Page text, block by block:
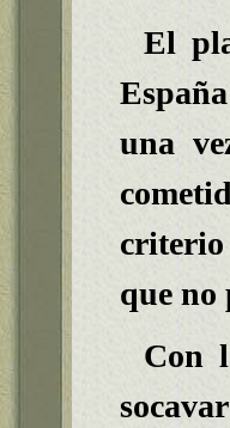
El
una
criterio
que no
Con